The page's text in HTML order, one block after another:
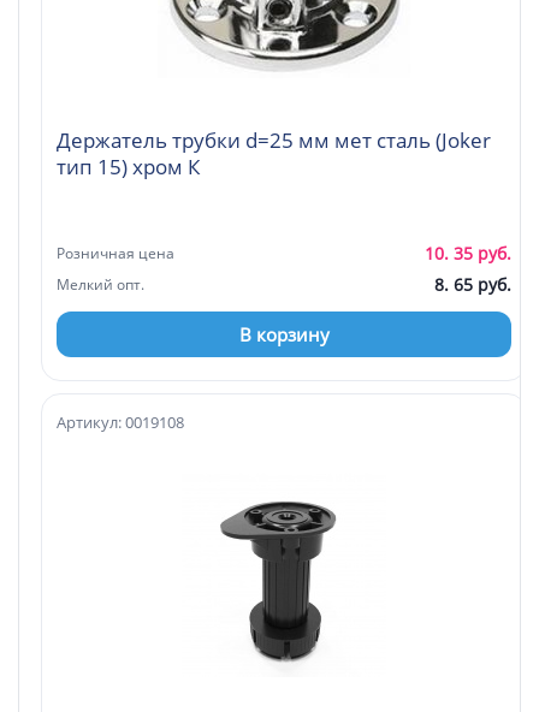
Держатель трубки d=25 мм мет сталь (Joker
тип 15) хром К
Розничная цена 10. 35 руб.
Мелкий опт. 8. 65 руб.
В корзину
Артикул: 0019108